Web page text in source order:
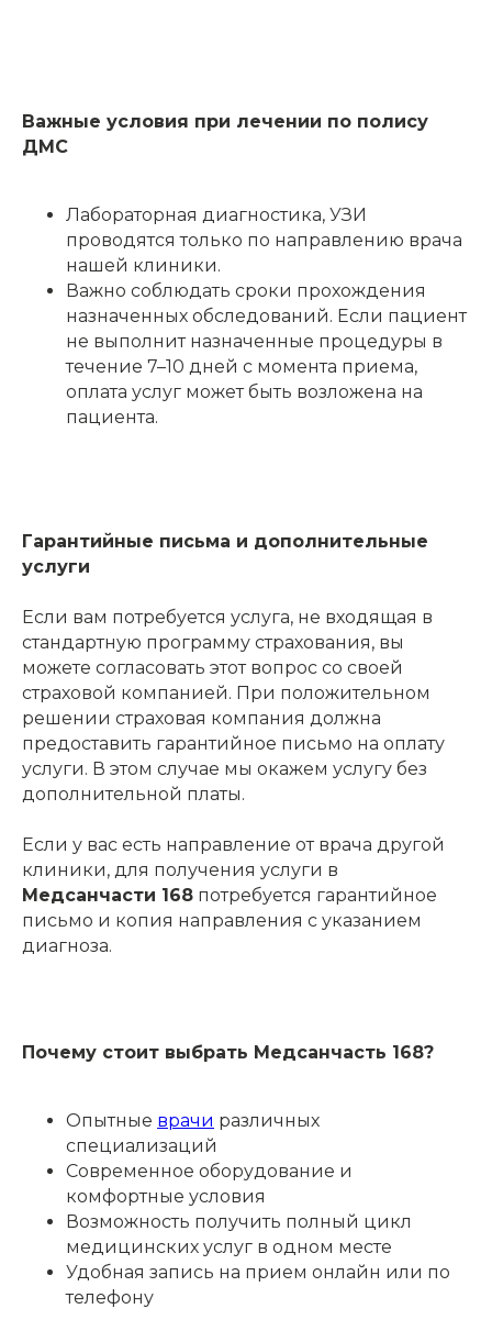
Важные условия при лечении по полису
ДМС
Лабораторная диагностика, УЗИ
проводятся только по направлению врача
нашей клиники.
Важно соблюдать сроки прохождения
назначенных обследований. Если пациент
не выполнит назначенные процедуры в
течение 7–10 дней с момента приема,
оплата услуг может быть возложена на
пациента.
Гарантийные письма и дополнительные
услуги
Если вам потребуется услуга, не входящая в
стандартную программу страхования, вы
можете согласовать этот вопрос со своей
страховой компанией. При положительном
решении страховая компания должна
предоставить гарантийное письмо на оплату
услуги. В этом случае мы окажем услугу без
дополнительной платы.
Если у вас есть направление от врача другой
клиники, для получения услуги в
Медсанчасти 168 потребуется гарантийное
письмо и копия направления с указанием
диагноза.
Почему стоит выбрать Медсанчасть 168?
Опытные врачи различных
специализаций
Современное оборудование и
комфортные условия
Возможность получить полный цикл
медицинских услуг в одном месте
Удобная запись на прием онлайн или по
телефону